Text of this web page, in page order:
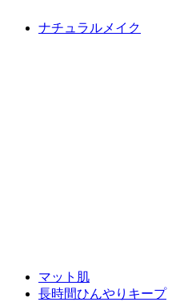
ナチュラルメイク
マット肌
長時間ひんやりキープ